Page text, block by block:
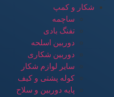
شکار و کمپ
ساچمه
تفنگ بادی
دوربین اسلحه
دوربین شکاری
سایر لوازم شکار
کوله پشتی و کیف
پایه دوربین و سلاح